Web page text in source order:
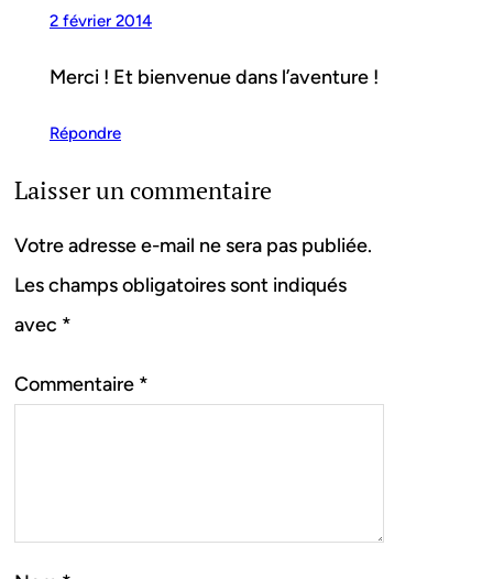
2 février 2014
Merci ! Et bienvenue dans l’aventure !
Répondre
Laisser un commentaire
Votre adresse e-mail ne sera pas publiée.
Les champs obligatoires sont indiqués
avec *
Commentaire *